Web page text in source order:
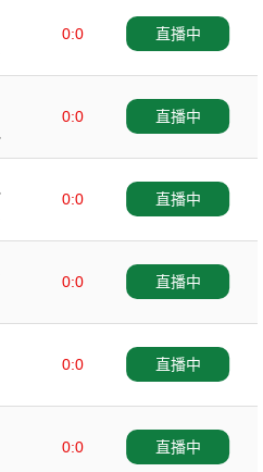
0:0
直播中
0:0
直播中
0:0
直播中
0:0
直播中
0:0
直播中
0:0
直播中